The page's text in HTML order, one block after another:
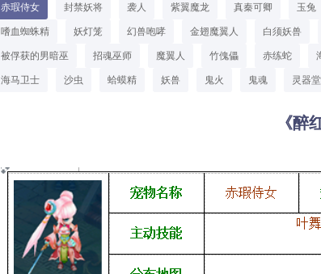
赤瑕侍女 封禁妖将 袭人 紫翼魔龙 真秦可卿 玉兔
嗜血蜘蛛精 妖灯笼 幻兽咆哮 金翅魔翼人 白须妖兽
被俘获的男暗巫 招魂巫师 魔翼人 竹傀儡 赤练蛇
海马卫士 沙虫 蛤蟆精 妖兽 鬼火 鬼魂 灵器
《醉